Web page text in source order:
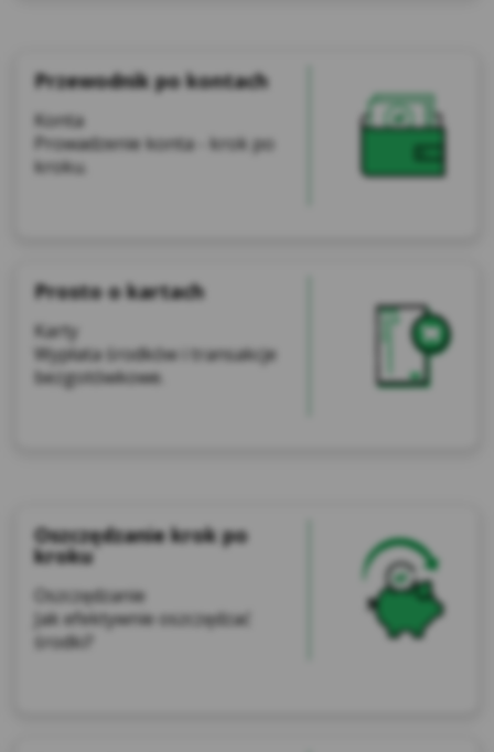
Przewodnik po kontach
Konta
Prowadzenie konta - krok po
kroku.
Prosto o kartach
Karty
Wypłata środków i transakcje
bezgotówkowe.
Oszczędzanie krok po
kroku
Oszczędzanie
Jak efektywnie oszczędzać
środki?